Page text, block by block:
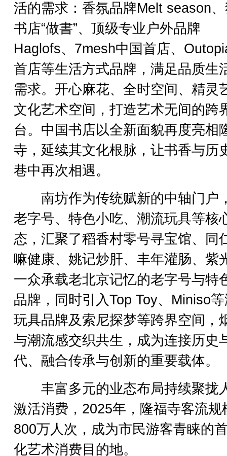
活的需求：香氛品牌Melt season
书店“做書”、顶级专业户外品牌
Haglofs、7mesh中国首店、
首店等生活方式品牌，满足品质生
需求。开心麻花、全时空间、精灵
文化艺术空间，打造艺术无间的跨
台。中国书店以全新面貌再度亮相
寺，延续其文化根脉，让书香与历
巷中再次相遇。
南坊作为传统赋新的中轴门户
老字号、特色小吃、潮流玩具等核
态，汇聚了稻香村零号寻宝馆、同
嘛健康、姚记炒肝、丰年灌肠、紫
一众承载老北京记忆的老字号与特
品牌，同时引入Top Toy、Miniso
玩具品牌及索尼探梦等跨界空间，
与潮流感交织共生，成为连接历史
代、融合传承与创新的重要载体。
丰富多元的业态布局持续聚拢
激活消费，2025年，隆福寺客流规
800万人次，成为市民游客青睐的
化艺术消费目的地。